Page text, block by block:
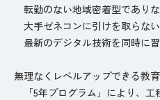
転勤のない地域密着型でありな
大手ゼネコンに引けを取らない
最新のデジタル技術を同時に習
無理なくレベルアップできる教育
「5年プログラム」により、工